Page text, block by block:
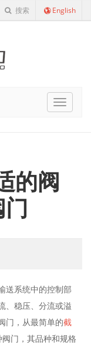
搜索 English
Cnro
的阀
送系统中的控制部
、稳压、分流或溢
门，从最简单的截
门，其品种和规格